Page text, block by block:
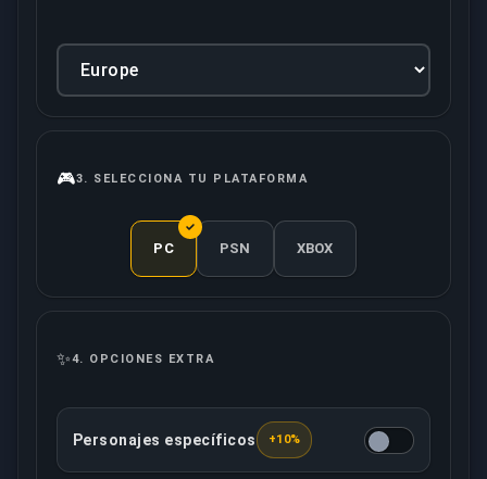
🎮3. SELECCIONA TU PLATAFORMA
PC PSN XBOX
✨4. OPCIONES EXTRA
Puedes determinar qué personajes jugará tu
Personajes específicos +10%